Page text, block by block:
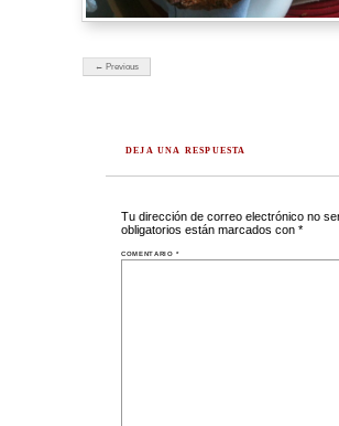
← Previous
DEJA UNA RESPUESTA
Tu dirección de correo electrónico no
obligatorios están marcados con*
COMENTARIO*